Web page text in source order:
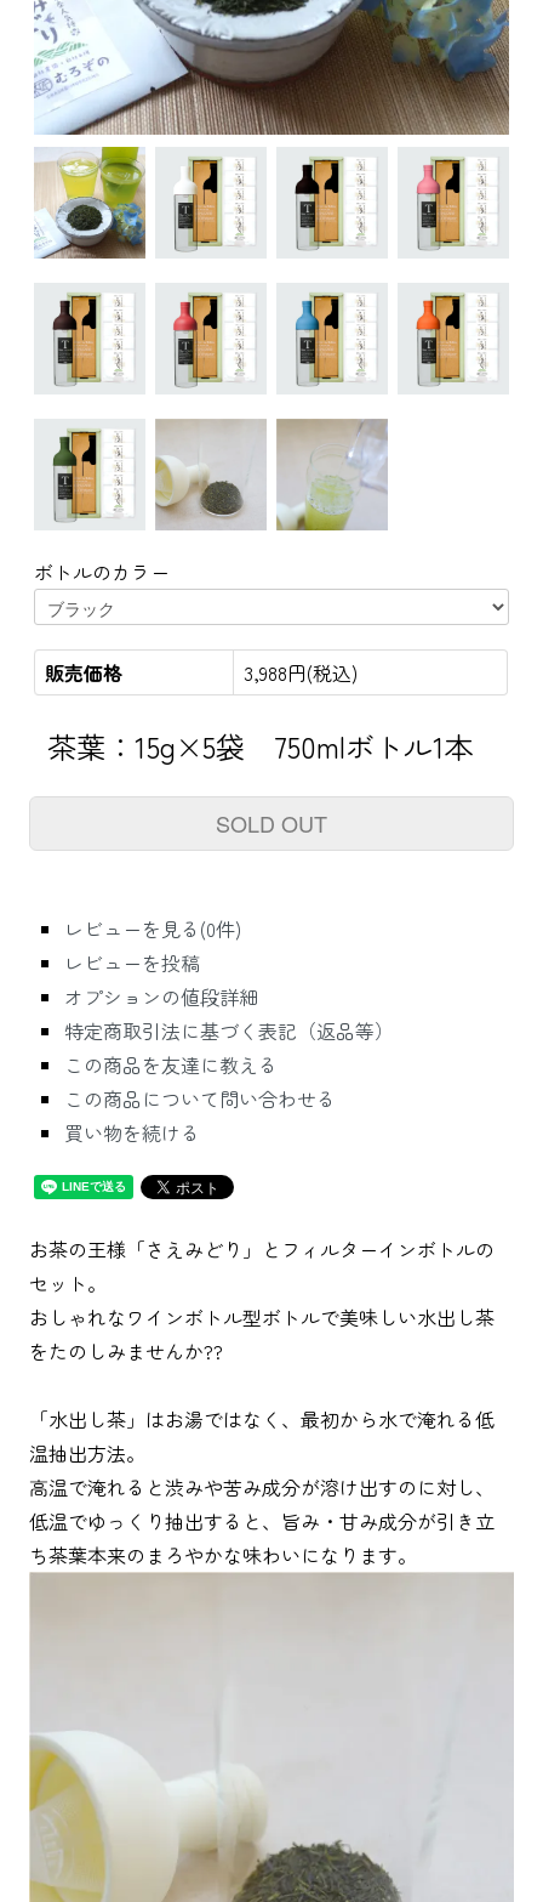
ボトルのカラー
販売価格 3,988円(税込)
茶葉：15g×5袋 750mlボトル1本
SOLD OUT
レビューを見る(0件)
レビューを投稿
オプションの値段詳細
特定商取引法に基づく表記（返品等）
この商品を友達に教える
この商品について問い合わせる
買い物を続ける
お茶の王様「さえみどり」とフィルターインボトルの
セット。
おしゃれなワインボトル型ボトルで美味しい水出し茶
をたのしみませんか??
「水出し茶」はお湯ではなく、最初から水で淹れる低
温抽出方法。
高温で淹れると渋みや苦み成分が溶け出すのに対し、
低温でゆっくり抽出すると、旨み・甘み成分が引き立
ち茶葉本来のまろやかな味わいになります。